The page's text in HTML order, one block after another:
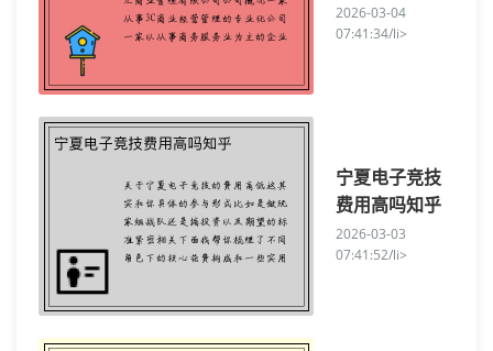
2026-03-04
07:41:34/li>
宁夏电子竞技
费用高吗知乎
2026-03-03
07:41:52/li>